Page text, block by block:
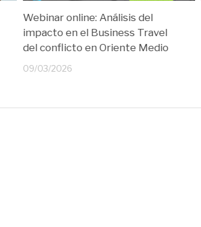
Webinar online: Análisis del
impacto en el Business Travel
del conflicto en Oriente Medio
09/03/2026